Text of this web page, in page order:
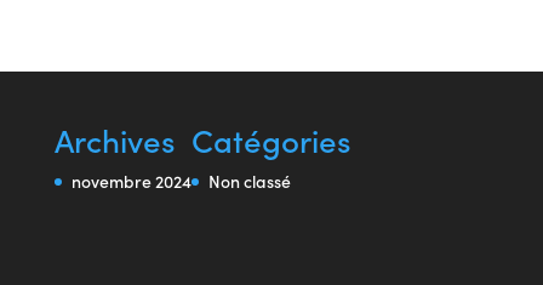
Archives
novembre 2024
Catégories
Non classé